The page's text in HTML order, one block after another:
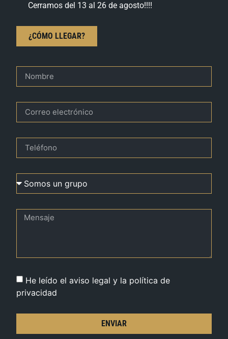
Cerramos del 13 al 26 de agosto!!!!
¿CÓMO LLEGAR?
He leído el aviso legal y la política de
privacidad
ENVIAR